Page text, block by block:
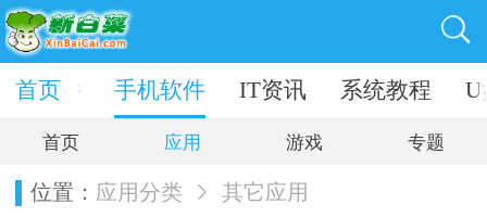
脑软件 手机软件 IT资讯 系统教程 U
首页
首页 应用 游戏 专题
位置： 应用分类 其它应用